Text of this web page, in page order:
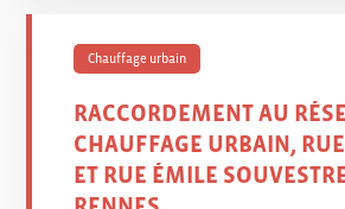
Chauffage urbain
RACCORDEMENT AU
CHAUFFAGE URBAIN,
ET RUE ÉMILE